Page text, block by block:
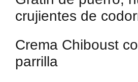
crujientes de
Crema Chiboust
parrilla